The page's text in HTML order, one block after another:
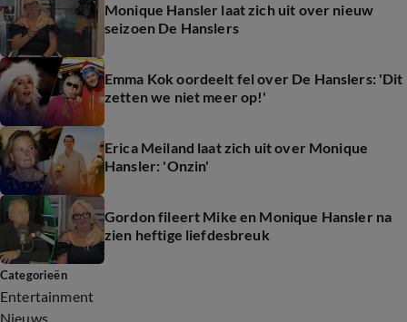
Monique Hansler laat zich uit over nieuw
seizoen De Hanslers
Emma Kok oordeelt fel over De Hanslers: 'Dit
zetten we niet meer op!'
Erica Meiland laat zich uit over Monique
Hansler: 'Onzin'
Gordon fileert Mike en Monique Hansler na
zien heftige liefdesbreuk
Categorieën
Entertainment
Nieuws